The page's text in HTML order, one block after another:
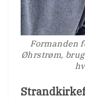
Formanden
Øhrstrøm,